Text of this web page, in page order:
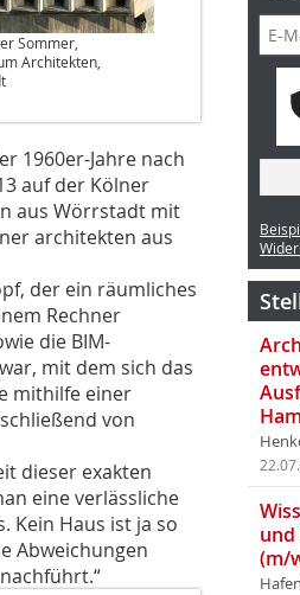
Sommer,
Architekten,
Visualisierung:
stereoraum
1960er-Jahre nach
auf der Kölner
aus Wörrstadt mit
architekten aus
der ein räumliches
Rechner
die BIM-
mit dem sich das
mithilfe einer
von
dieser exakten
eine verlässliche
Kein Haus ist ja so
Abweichungen
(m/